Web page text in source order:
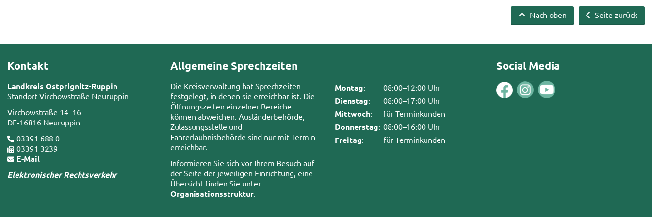
Seite zurück
Nach oben
Kontakt
Landkreis Ostprignitz-Ruppin
Standort Virchowstraße Neuruppin
Virchowstraße 14–16
DE-16816 Neuruppin
03391 688 0
03391 3239
E-Mail
Elektronischer Rechtsverkehr
Allgemeine Sprechzeiten
Die Kreisverwaltung hat Sprechzeiten
festgelegt, in denen sie erreichbar ist. Die
Öffnungszeiten einzelner Bereiche
können abweichen. Ausländerbehörde,
Zulassungsstelle und
Fahrerlaubnisbehörde sind nur mit Termin
erreichbar.
Informieren Sie sich vor Ihrem Besuch auf
der Seite der jeweiligen Einrichtung, eine
Übersicht finden Sie unter
Organisationsstruktur
Montag: 08:00–12:00 Uhr
Dienstag: 08:00–17:00 Uhr
Mittwoch: für Terminkunden
Donnerstag: 08:00–16:00 Uhr
Freitag: für Terminkunden
Social Media